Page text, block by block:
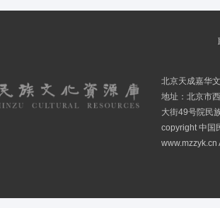
北京天成嘉华
地址：北京市
大街49号院民
copyright 中国